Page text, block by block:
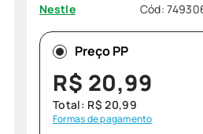
Nestle Cód:
Preço PP
R$ 20,99
Total: R$ 20,99
Formas de pagamento